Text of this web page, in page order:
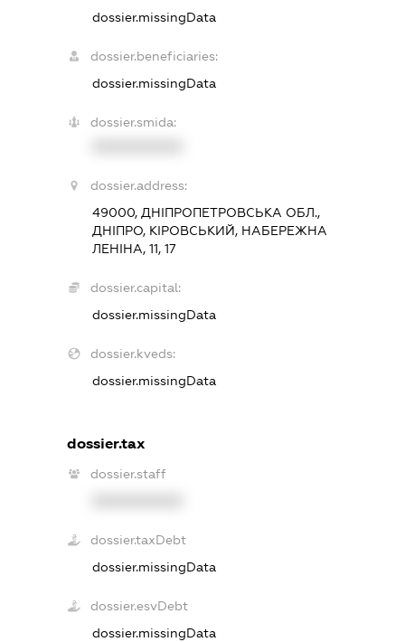
dossier.missingData
dossier.beneficiaries:
dossier.missingData
dossier.smida:
dossier.address:
49000, ДНІПРОПЕТРОВСЬКА ОБЛ.,
ДНІПРО, КІРОВСЬКИЙ, НАБЕРЕЖНА
ЛЕНІНА, 11, 17
dossier.capital:
dossier.missingData
dossier.kveds:
dossier.missingData
dossier.tax
dossier.staff
dossier.taxDebt
dossier.missingData
dossier.esvDebt
dossier.missingData